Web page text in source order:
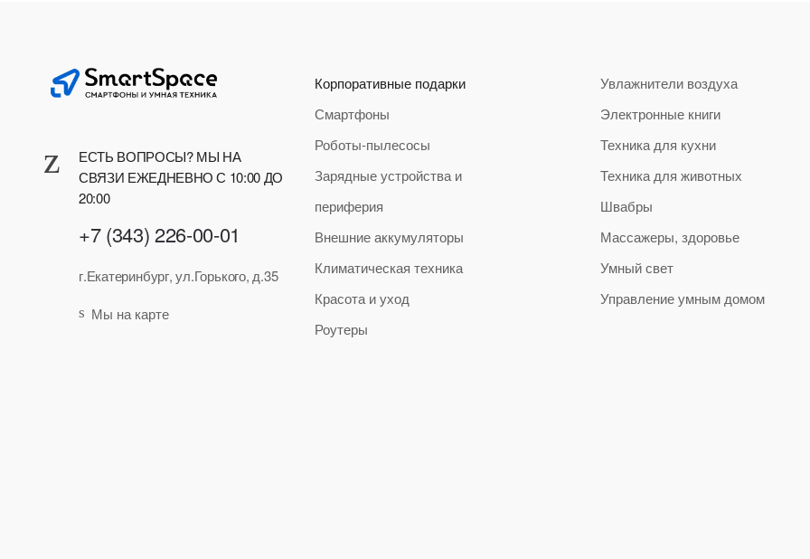
ЕСТЬ ВОПРОСЫ? МЫ НА
СВЯЗИ ЕЖЕДНЕВНО С 10:00 ДО
20:00
+7 (343) 226-00-01
г.Екатеринбург, ул.Горького, д.35
Мы на карте
Корпоративные подарки
Смартфоны
Роботы-пылесосы
Зарядные устройства и
периферия
Внешние аккумуляторы
Климатическая техника
Красота и уход
Роутеры
Увлажнители воздуха
Электронные книги
Техника для кухни
Техника для животных
Швабры
Массажеры, здоровье
Умный свет
Управление умным домом